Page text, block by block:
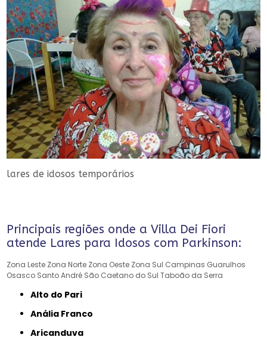
lares de idosos temporários
Principais regiões onde a Villa Dei Fiori
atende Lares para Idosos com Parkinson:
Zona Leste Zona Norte Zona Oeste Zona Sul Campinas Guarulhos
Osasco Santo André São Caetano do Sul Taboão da Serra
Alto do Pari
Anália Franco
Aricanduva